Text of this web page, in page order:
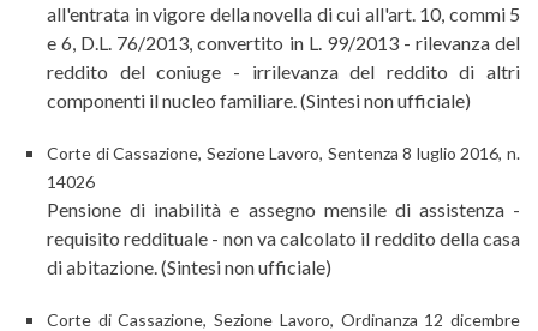
all'entrata in vigore della novella di cui all'art. 10, commi 5
e 6, D.L. 76/2013, convertito in L. 99/2013 - rilevanza del
reddito del coniuge - irrilevanza del reddito di altri
componenti il nucleo familiare. (Sintesi non ufficiale)
Corte di Cassazione, Sezione Lavoro, Sentenza 8 luglio 2016, n.
14026
Pensione di inabilità e assegno mensile di assistenza -
requisito reddituale - non va calcolato il reddito della casa
di abitazione. (Sintesi non ufficiale)
Corte di Cassazione, Sezione Lavoro, Ordinanza 12 dicembre